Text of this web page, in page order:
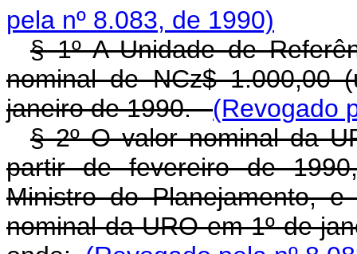
pela nº 8.083, de 1990)
§ 1º A Unidade de
nominal de NCz$ 1.000,00
janeiro de 1990.(Revogado
§ 2º O valor nominal da
partir de fevereiro de
Ministro do Planejamento,
nominal da URO em 1º de